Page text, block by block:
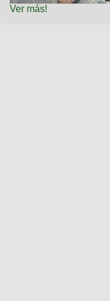
Ver más!